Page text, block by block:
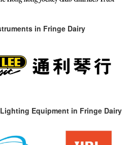
in Fringe Dairy
Equipment in Fringe Dairy